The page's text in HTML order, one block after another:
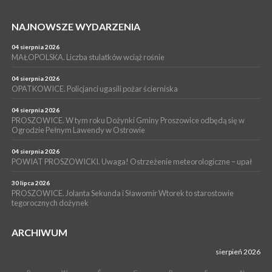
15 lipca 2026
Czwartki w Bibliotece”
14 lipca 2026
PROSZOWICE. 26 lipca odbędzie się XII Marsz Rzeczpospolitej
WYDARZENIA
13 lipca 2026
Szpitalu im. Ojca Rafała z Proszowic już działa
NAJNOWSZE WYDARZENIA
04 sierpnia 2026
MAŁOPOLSKA. Liczba stulatków wciąż rośnie
04 sierpnia 2026
OPATKOWICE. Policjanci ugasili pożar ścierniska
04 sierpnia 2026
PROSZOWICE. W tym roku Dożynki Gminy Proszowice odbędą się w
Ogrodzie Pełnym Lawendy w Ostrowie
04 sierpnia 2026
POWIAT PROSZOWICKI. Uwaga! Ostrzeżenie meteorologiczne – upał
30 lipca 2026
PROSZOWICE. Jolanta Sekunda i Sławomir Wtorek to starostowie
tegorocznych dożynek
ARCHIWUM
sierpień 2026